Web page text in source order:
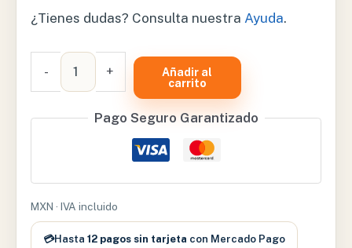
¿Tienes dudas? Consulta nuestra Ayuda.
-
BRAZALETE
FLEXIPORT
#12
TUBOS
SPOT
LXI
+
Añadir al
carrito
Pago Seguro Garantizado
MXN · IVA incluido
💳Hasta 12 pagos sin tarjeta con Mercado Pago